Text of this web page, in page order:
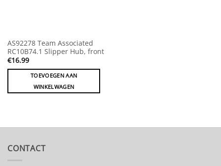
AS92278 Team Associated
RC10B74.1 Slipper Hub, front
€16.99
TOEVOEGEN AAN
WINKELWAGEN
CONTACT